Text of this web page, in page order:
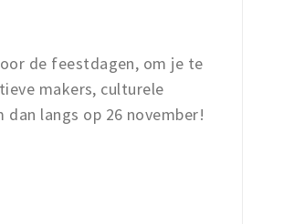
de feestdagen, om je te
makers, culturele
langs op 26 november!